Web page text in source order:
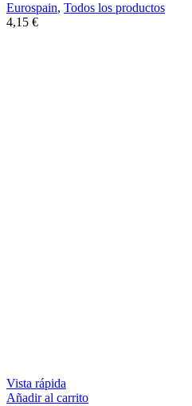
Eurospain, Todos los productos
4,15 €
Vista rápida
Añadir al carrito